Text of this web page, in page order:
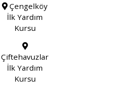
Çengelköy
İlk Yardım
Kursu
Çiftehavuzlar
İlk Yardım
Kursu